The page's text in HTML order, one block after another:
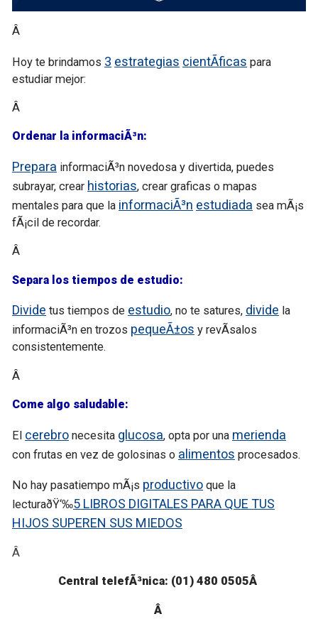
Â
Hoy te brindamos 3 estrategias cientÃ­ficas para
estudiar mejor:
Â
Ordenar la informaciÃ³n:
Prepara informaciÃ³n novedosa y divertida, puedes
subrayar, crear historias, crear graficas o mapas
mentales para que la informaciÃ³n estudiada sea mÃ¡s
fÃ¡cil de recordar.
Â
Separa los tiempos de estudio:
Divide tus tiempos de estudio, no te satures, divide la
informaciÃ³n en trozos pequeÃ±os y revÃ­salos
consistentemente.
Â
Come algo saludable:
El cerebro necesita glucosa, opta por una merienda
con frutas en vez de golosinas o alimentos procesados.
No hay pasatiempo mÃ¡s productivo que la
lecturaðŸ‘‰5 LIBROS DIGITALES PARA QUE TUS
HIJOS SUPEREN SUS MIEDOS
Â
Central telefÃ³nica: (01) 480 0505Â
Â